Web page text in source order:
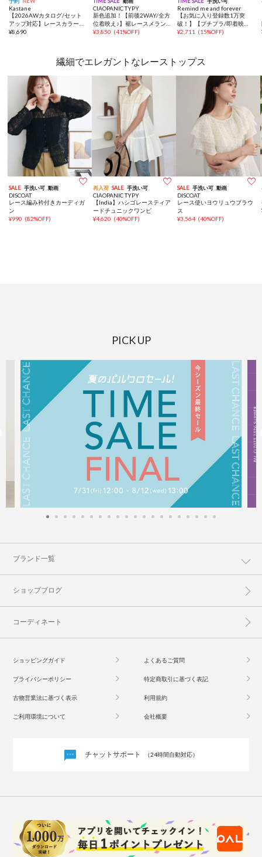
Kastane
【2026AWカタログ/セット
アップ対応】レースカラーニ
ットカーディガン
¥8,690
CIAOPANIC TYPY
新色追加！【前後2WAY/全方
位着映え♪】裾レースメラン
ジベスト
¥3,850 (41%OFF)
Remind me and forever
【お気に入り登録数1万突
破！】【プチプラ/即着映
え！】裾レースノースリプル
¥2,711 (15%OFF)
繊細でエレガントなレーストップス
SALE 手洗い可 動画 
DISCOAT
レース編み衿付きカーディガ
ン
¥990 (82%OFF)
再入荷 SALE 手洗い可 
CIAOPANIC TYPY
【India】ハシゴレースティア
ードチュニックワンピ
¥4,620 (40%OFF)
SALE 手洗い可 動画 
DISCOAT
レース使いヨウリュウブラウ
ス
¥3,564 (40%OFF)
PICK UP
ブランド一覧
ショップブログ
コーディネート
ショッピングガイド よくあるご質問
プライバシーポリシー 特定商取引に基づく表記
古物営業法に基づく表示 利用規約
ご利用環境について 会社概要
チャットサポート （24時間自動対応）